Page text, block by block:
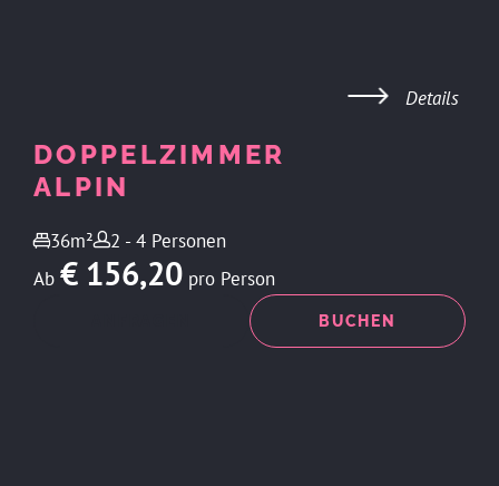
DOPPELZIMMER
ALPIN
36m²
2 - 4 Personen
Ab € 156,20 pro Person
BUCHEN
Details